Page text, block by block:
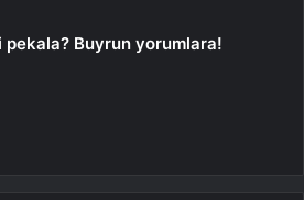
pekala? Buyrun yorumlara!